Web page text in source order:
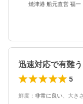
焼津港 船元直営 福一
迅速対応で有難
5
鮮度 ： 非常に良い 大きさ